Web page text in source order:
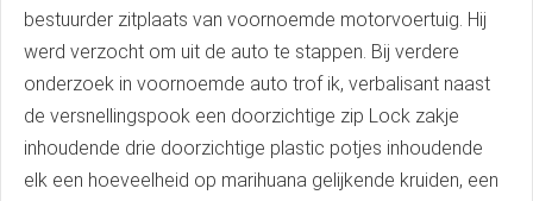
bestuurder zitplaats van voornoemde motorvoertuig. Hij
werd verzocht om uit de auto te stappen. Bij verdere
onderzoek in voornoemde auto trof ik, verbalisant naast
de versnellingspook een doorzichtige zip Lock zakje
inhoudende drie doorzichtige plastic potjes inhoudende
elk een hoeveelheid op marihuana gelijkende kruiden, een